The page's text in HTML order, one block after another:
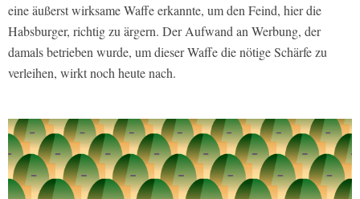
eine äußerst wirksame Waffe erkannte, um den Feind, hier die
Habsburger, richtig zu ärgern. Der Aufwand an Werbung, der
damals betrieben wurde, um dieser Waffe die nötige Schärfe zu
verleihen, wirkt noch heute nach.